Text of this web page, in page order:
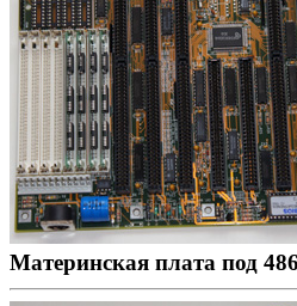
Материнская плата под